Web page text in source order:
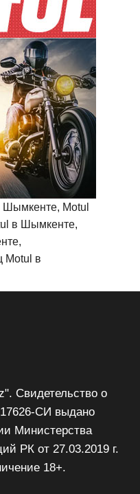
Motul
в Шымкенте,
Motul в
Свидетельство о
СИ выдано
Министерства
РК от 27.03.2019 г.
18+.